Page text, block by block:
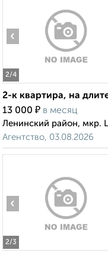
2/4
‹
2-к квартира, на
13 000 ₽ в месяц
Ленинский район, мкр.
Агентство, 03.08.2026
2/3
‹